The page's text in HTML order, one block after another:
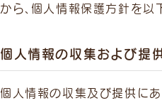
から、個人情報保護方針を以
個人情報の収集および提
個人情報の収集及び提供にあ